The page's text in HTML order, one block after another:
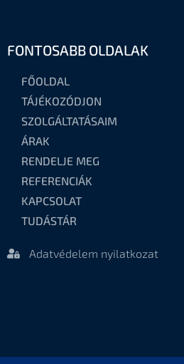
FONTOSABB OLDALAK
FŐOLDAL
TÁJÉKOZÓDJON
SZOLGÁLTATÁSAIM
ÁRAK
RENDELJE MEG
REFERENCIÁK
KAPCSOLAT
TUDÁSTÁR
Adatvédelem nyilatkozat